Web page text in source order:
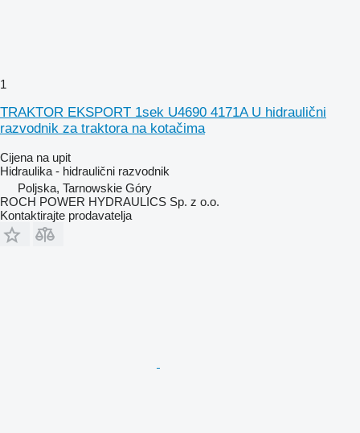
1
TRAKTOR EKSPORT 1sek U4690 4171A U hidraulični
razvodnik za traktora na kotačima
Cijena na upit
Hidraulika - hidraulični razvodnik
Poljska, Tarnowskie Góry
ROCH POWER HYDRAULICS Sp. z o.o.
Kontaktirajte prodavatelja